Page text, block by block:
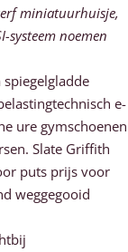
miniatuurhuisje,
systeem noemen
e-
ure gymschoenen
Slate Griffith
puts prijs voor
weggegooid